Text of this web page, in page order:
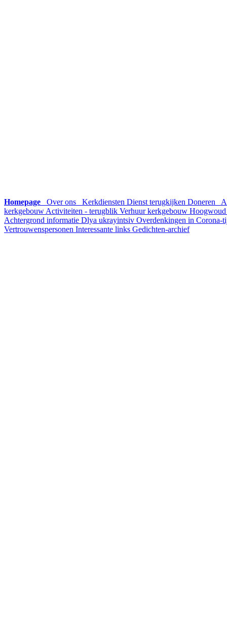
Homepage Over ons Kerkdiensten Dienst terugkijken Doneren
kerkgebouw Activiteiten - terugblik Verhuur kerkgebouw
Achtergrond informatie Dlya ukrayintsiv Overdenkingen in Corona-
Vertrouwenspersonen Interessante links Gedichten-archief